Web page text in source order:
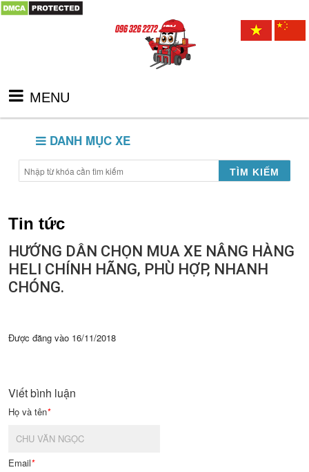
MENU
DANH MỤC XE
TÌM KIẾM
Tin tức
HƯỚNG DẪN CHỌN MUA XE NÂNG HÀNG
HELI CHÍNH HÃNG, PHÙ HỢP, NHANH
CHÓNG.
Được đăng vào 16/11/2018
Viết bình luận
Họ và tên*
Email*